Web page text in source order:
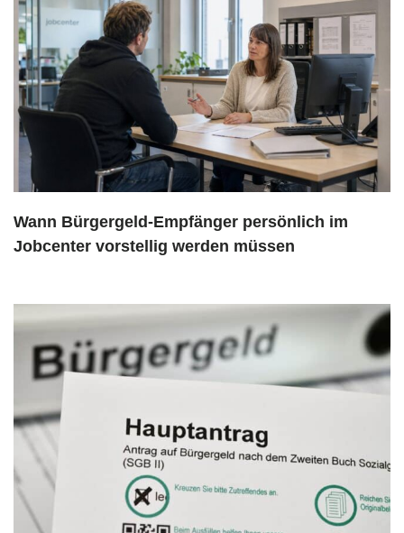
Wann Bürgergeld-Empfänger persönlich im
Jobcenter vorstellig werden müssen